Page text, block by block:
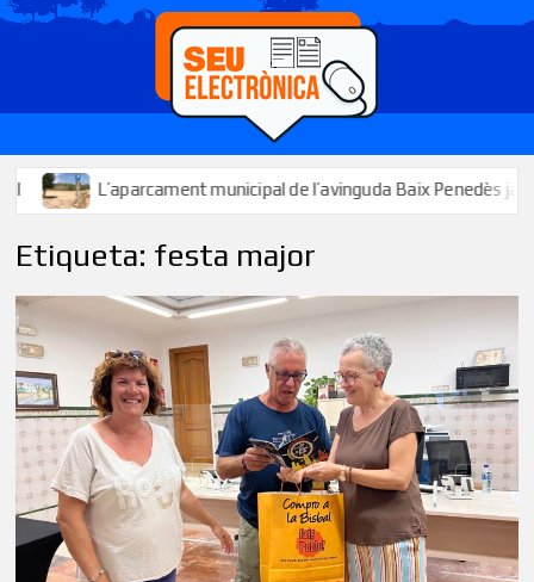
municipal de l’avinguda Baix Penedès ja està
Etiqueta: festa major